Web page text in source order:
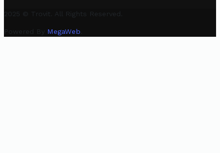
2025 © Trovit. All Rights Reserved.
Powered By MegaWeb